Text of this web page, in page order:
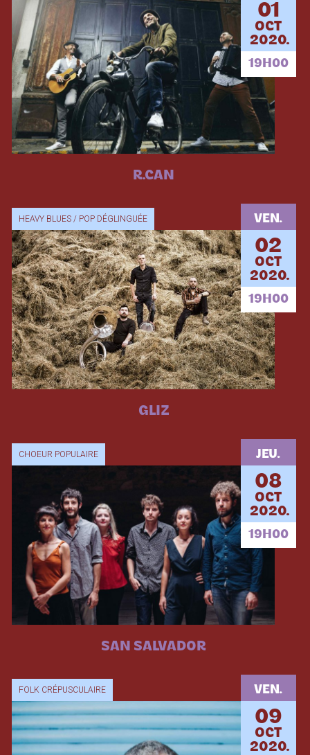
01
OCT
2020.
19H00
R.CAN
HEAVY BLUES / POP DÉGLINGUÉE VEN.
02
OCT
2020.
19H00
GLIZ
CHOEUR POPULAIRE JEU.
08
OCT
2020.
19H00
SAN SALVADOR
FOLK CRÉPUSCULAIRE VEN.
09
OCT
2020.